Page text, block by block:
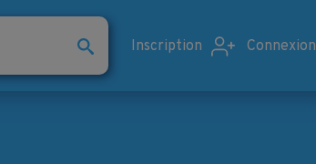
Inscription
Connexion